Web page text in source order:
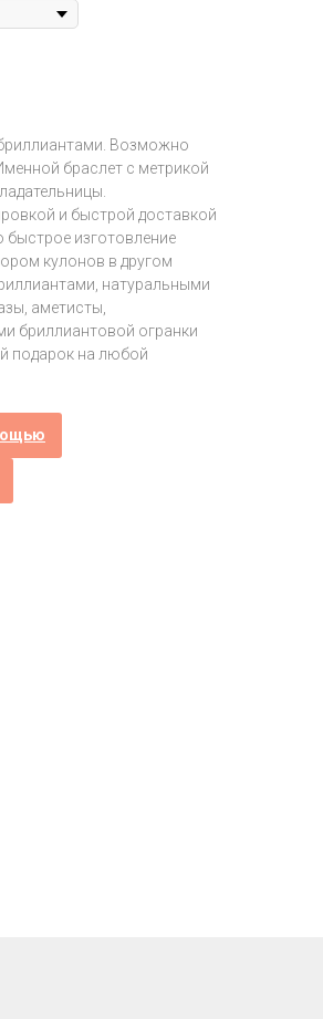
Возможно
браслет с метрикой
и быстрой доставкой
изготовление
кулонов в другом
натуральными
аметисты,
бриллиантовой огранки
подарок на любой